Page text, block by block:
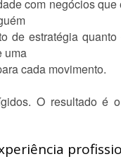
com negócios que
de estratégia
uma
cada movimento.
O resultado é